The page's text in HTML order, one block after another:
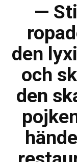
—
den
och
den